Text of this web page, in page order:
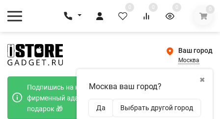
0 0 0 0
Ваш город
Москва
✖
Москва ваш город?
Да Выбрать другой город
Подпишись на наш телеграмм канал и получи
фирменный адаптер Type-C 20W при покупке в
подарок 🎁